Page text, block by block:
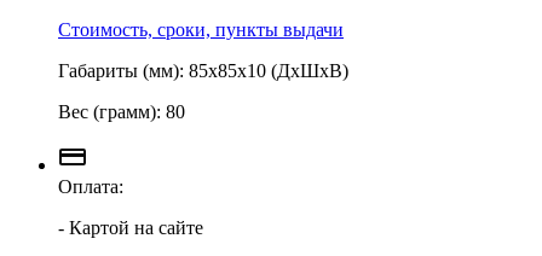
Стоимость, сроки, пункты выдачи
Габариты (мм): 85х85х10 (ДхШхВ)
Вес (грамм): 80
Оплата:
- Картой на сайте